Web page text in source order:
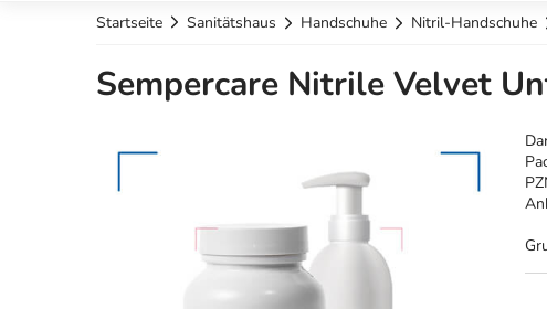
Startseite Sanitätshaus Handschuhe Nitril-Handschuhe
Sempercare Nitrile Velvet